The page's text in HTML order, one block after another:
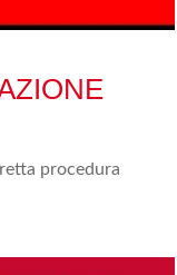
procedura